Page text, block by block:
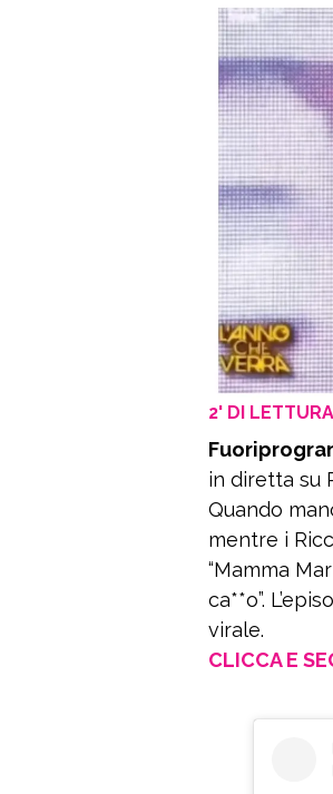
2' DI LETTURA
in diretta su
Quando
mentre i
“Mamma
ca**o”.
virale.
CLICCA E